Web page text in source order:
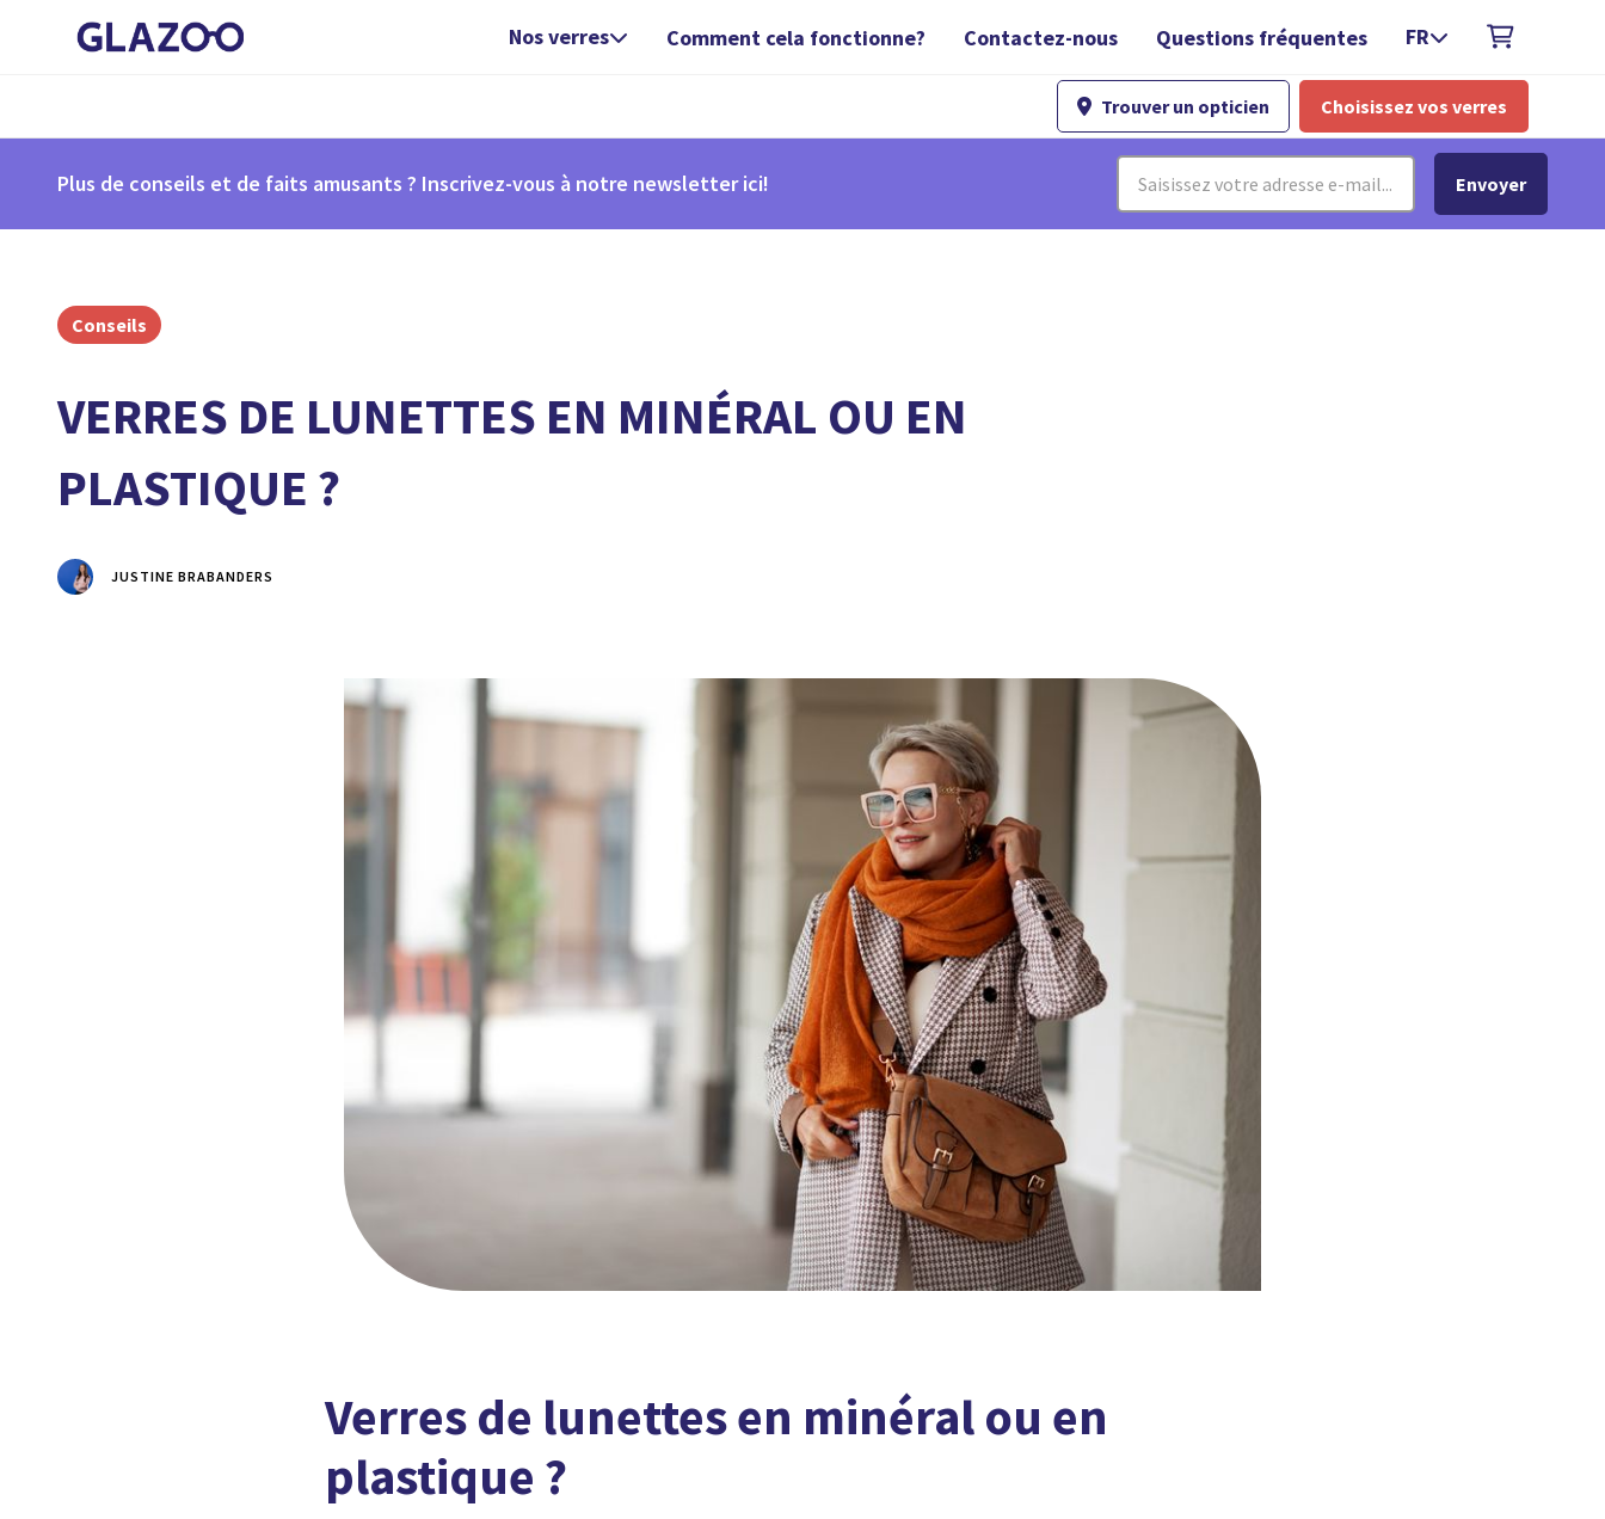
Nos verres Comment cela fonctionne? Contactez-nous Questions fréquentes FR
 Trouver un opticien Choisissez vos verres
Plus de conseils et de faits amusants ? Inscrivez-vous à notre newsletter ici!
Conseils
VERRES DE LUNETTES EN MINÉRAL OU EN
PLASTIQUE ?
JUSTINE BRABANDERS
Verres de lunettes en minéral ou en
plastique ?